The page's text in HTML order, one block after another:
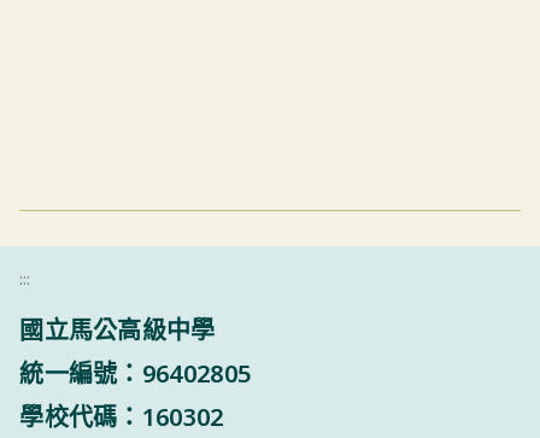
:::
國立馬公高級中學
統一編號：96402805
學校代碼：160302